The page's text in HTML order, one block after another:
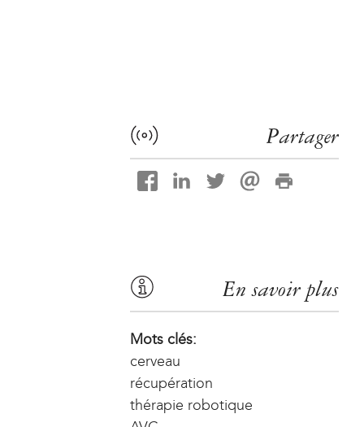
Partager
En savoir plus
Mots clés:
cerveau
récupération
thérapie robotique